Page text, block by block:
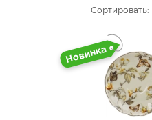
Сортировать: